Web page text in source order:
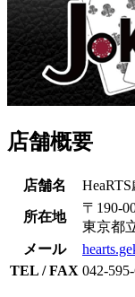
店舗概要
店舗名
所在地
〒190-
東京都
メール
TEL / FAX 042-